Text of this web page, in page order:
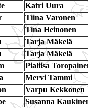
Katri Uura
Tiina Varonen
Tina Heinonen
Tarja Mäkelä
Tarja Mäkelä
Pialiisa
Mervi Tammi
Varpu Kekkonen
Susanna